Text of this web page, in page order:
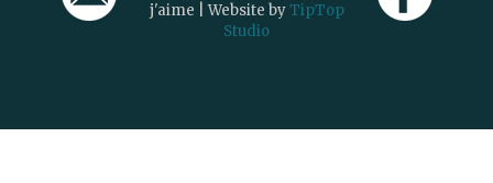
j'aime | Website byTipTop
Studio